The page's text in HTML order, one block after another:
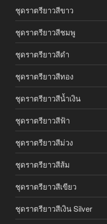
ชุดราตรียาวสีขาว
ชุดราตรียาวสีชมพู
ชุดราตรียาวสีดำ
ชุดราตรียาวสีทอง
ชุดราตรียาวสีน้ำเงิน
ชุดราตรียาวสีฟ้า
ชุดราตรียาวสีม่วง
ชุดราตรียาวสีส้ม
ชุดราตรียาวสีเขียว
ชุดราตรียาวสีเงิน Silver